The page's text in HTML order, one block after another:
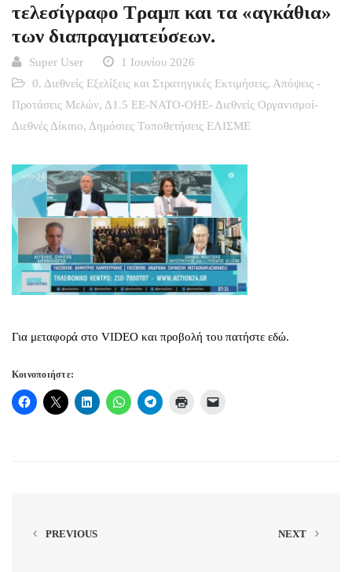
τελεσίγραφο Τραμπ και τα «αγκάθια»
των διαπραγματεύσεων.
Super User
1 Ιουνίου 2026
0. Διεθνείς Εξελίξεις και Στρατηγικές Εκτιμήσεις, Απόψεις -
Προτάσεις Μελών, Δ1.5 ΕΕ-ΝΑΤΟ-ΟΗΕ- Διεθνείς Οργανισμοί-
Διεθνές Δίκαιο, Δημόσιες Tοποθετήσεις ΕΛΙΣΜΕ
Για μεταφορά στο VIDEO και προβολή του πατήστε εδώ.
Κοινοποιήστε:
PREVIOUS NEXT